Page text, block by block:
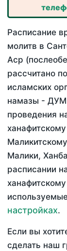
Расписание
молитв в
Аср
рассчитано
исламских
намазы - ДУМ
проведения
Малики,
расписании
настройках.
Если вы
сделать наш